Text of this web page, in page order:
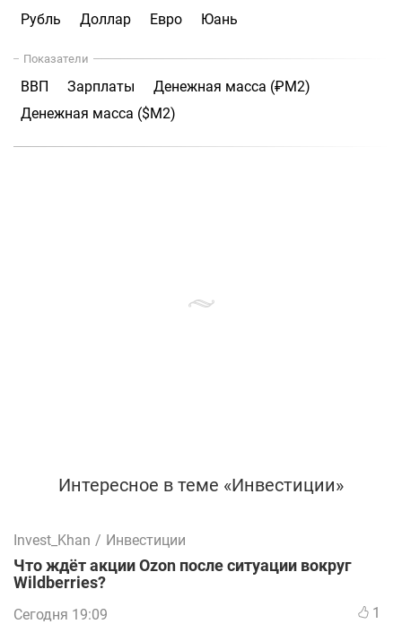
Рубль Доллар Евро Юань
Показатели
ВВП Зарплаты
Денежная масса (₽М2)
Денежная масса ($М2)
Интересное в теме «Инвестиции»
Invest_Khan / Инвестиции
Что ждёт акции Ozon после ситуации вокруг
Wildberries?
Сегодня 19:09 1